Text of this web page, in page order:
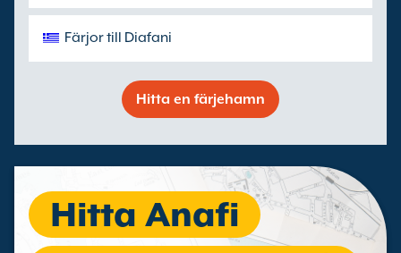
Färjor till Diafani
Hitta en färjehamn
Hitta Anafi